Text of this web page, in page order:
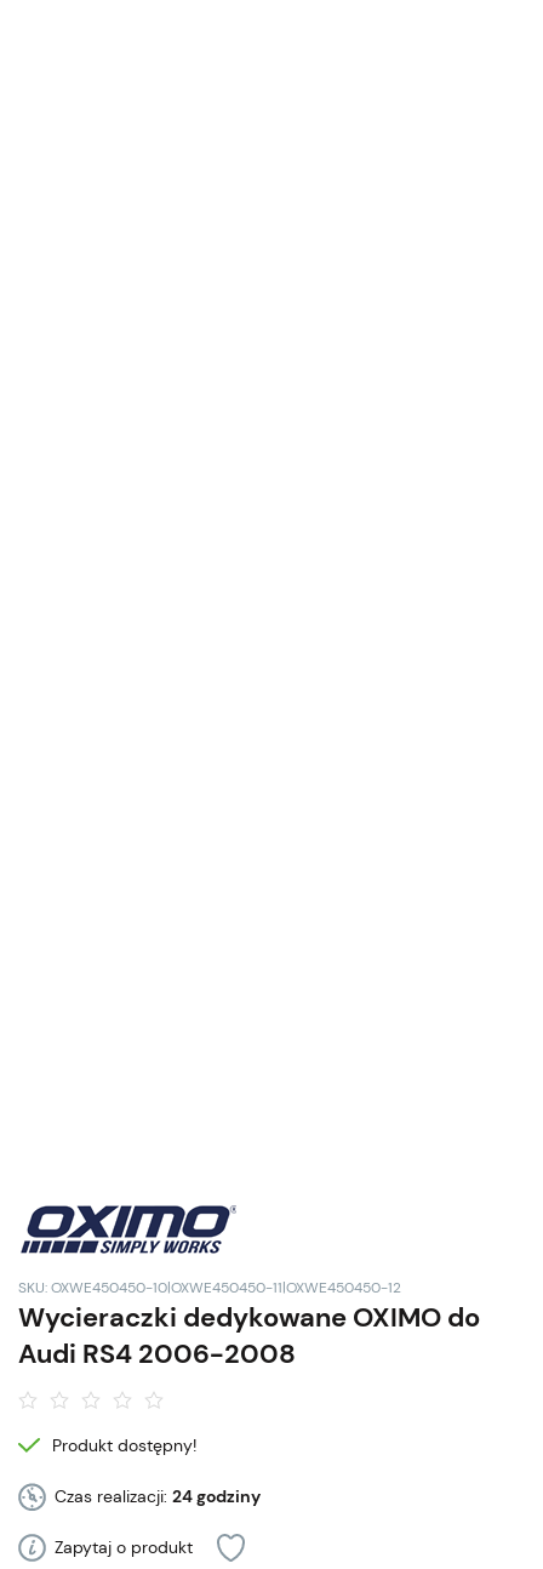
SKU: OXWE450450-10|OXWE450450-11|OXWE450450-12
Wycieraczki dedykowane OXIMO do
Audi RS4 2006-2008
Produkt dostępny!
Czas realizacji: 24 godziny
Zapytaj o produkt